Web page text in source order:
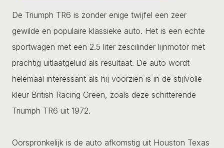
De Triumph TR6 is zonder enige twijfel een zeer
gewilde en populaire klassieke auto. Het is een echte
sportwagen met een 2.5 liter zescilinder lijnmotor met
prachtig uitlaatgeluid als resultaat. De auto wordt
helemaal interessant als hij voorzien is in de stijlvolle
kleur British Racing Green, zoals deze schitterende
Triumph TR6 uit 1972.
Oorspronkelijk is de auto afkomstig uit Houston Texas